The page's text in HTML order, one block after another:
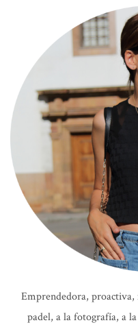
Emprendedora,
padel, a la fotografía, a